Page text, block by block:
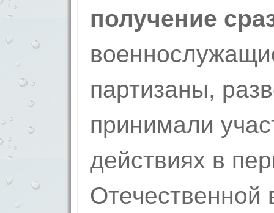
получение
партизаны,
принимали
действиях в